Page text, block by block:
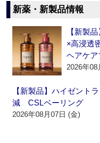
新薬・新製品情報
【新製
×高浸透
ヘアケ
2026年08
【新製品】ハイゼント
減 CSLベーリング
2026年08月07日 (金)